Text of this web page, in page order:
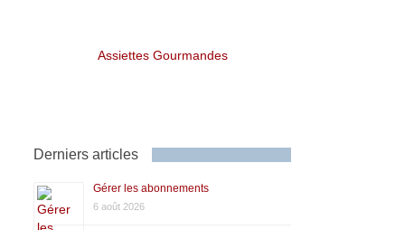
Assiettes Gourmandes
Derniers articles
Gérer les abonnements
6 août 2026